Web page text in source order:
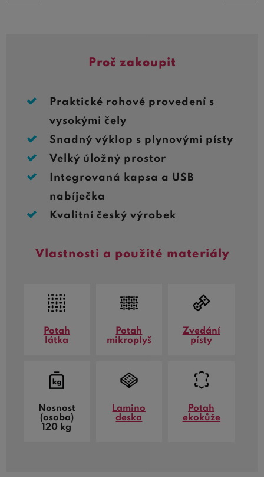
Proč zakoupit
Praktické rohové provedení s
vysokými čely
Snadný výklop s plynovými písty
Velký úložný prostor
Integrovaná kapsa a USB
nabíječka
Kvalitní český výrobek
Vlastnosti a použité materiály
Potah
látka
Potah
mikroplyš
Zvedání
písty
Nosnost
(osoba)
120 kg
Lamino
deska
Potah
ekokůže